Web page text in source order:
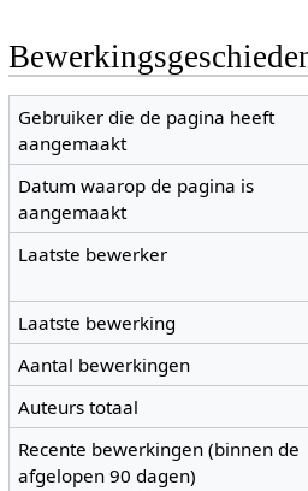
Gebruiker die de pagina heeft
aangemaakt
Datum waarop de pagina is
aangemaakt
Laatste bewerker
Laatste bewerking
Aantal bewerkingen
Auteurs totaal
Recente bewerkingen (binnen de
afgelopen 90 dagen)